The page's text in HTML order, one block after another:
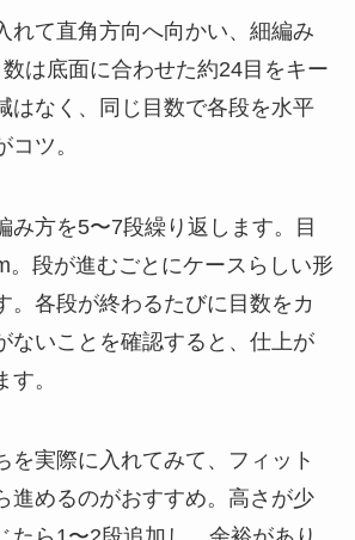
れて直角方向へ向かい、細編み
は底面に合わせた約24目をキー
はなく、同じ目数で各段を水平
ツ。
み方を5〜7段繰り返します。目
。段が進むごとにケースらしい形
。各段が終わるたびに目数をカ
ないことを確認すると、仕上が
。
を実際に入れてみて、フィット
進めるのがおすすめ。高さが少